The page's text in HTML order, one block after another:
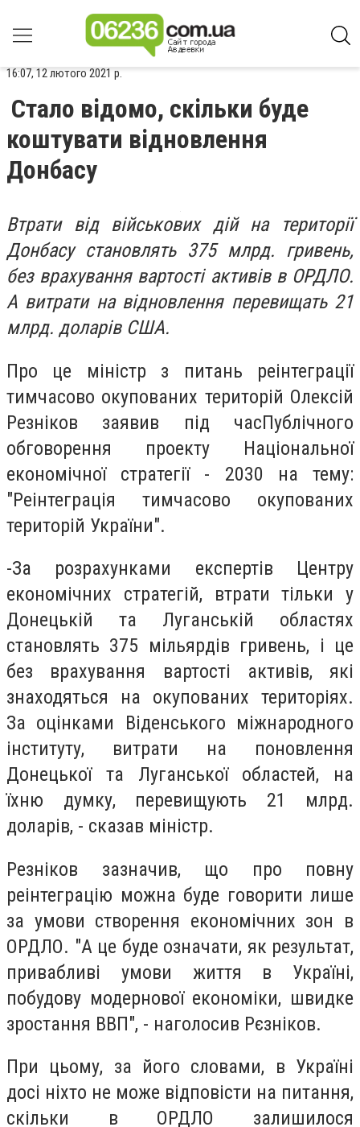
16:07, 12 лютого 2021 р.
Стало відомо, скільки буде
коштувати відновлення
Донбасу
Втрати від військових дій на території
Донбасу становлять 375 млрд. гривень,
без врахування вартості активів в ОРДЛО.
А витрати на відновлення перевищать 21
млрд. доларів США.
Про це міністр з питань реінтеграції
тимчасово окупованих територій Олексій
Резніков заявив під часПублічного
обговорення проекту Національної
економічної стратегії - 2030 на тему:
"Реінтеграція тимчасово окупованих
територій України".
-За розрахунками експертів Центру
економічних стратегій, втрати тільки у
Донецькій та Луганській областях
становлять 375 мільярдів гривень, і це
без врахування вартості активів, які
знаходяться на окупованих територіях.
За оцінками Віденського міжнародного
інституту, витрати на поновлення
Донецької та Луганської областей, на
їхню думку, перевищують 21 млрд.
доларів, - сказав міністр.
Резніков зазначив, що про повну
реінтеграцію можна буде говорити лише
за умови створення економічних зон в
ОРДЛО. "А це буде означати, як результат,
привабливі умови життя в Україні,
побудову модернової економіки, швидке
зростання ВВП", - наголосив Рєзніков.
При цьому, за його словами, в Україні
досі ніхто не може відповісти на питання,
скільки в ОРДЛО залишилося